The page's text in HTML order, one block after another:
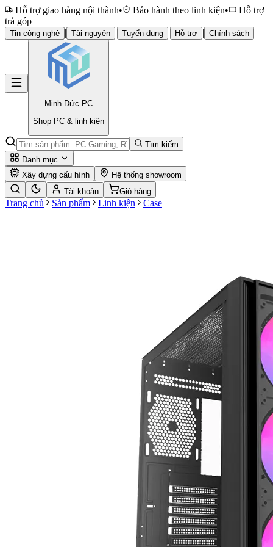
Hỗ trợ giao hàng nội thành• Bảo hành theo linh kiện•
Hỗ trợ
trả góp
Tin công nghệ | Tài nguyên | Tuyển dụng | Hỗ trợ | Chính sách
Minh Đức PC
Shop PC & linh kiện
Tìm kiếm
Danh mục
Xây dựng cấu hình
Hệ thống showroom
Tài khoản
Giỏ hàng
Trang chủ Sản phẩm Linh kiện Case